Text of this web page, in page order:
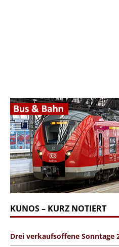
KUNOS – KURZ NOTIERT
Drei verkaufsoffene Sonntage